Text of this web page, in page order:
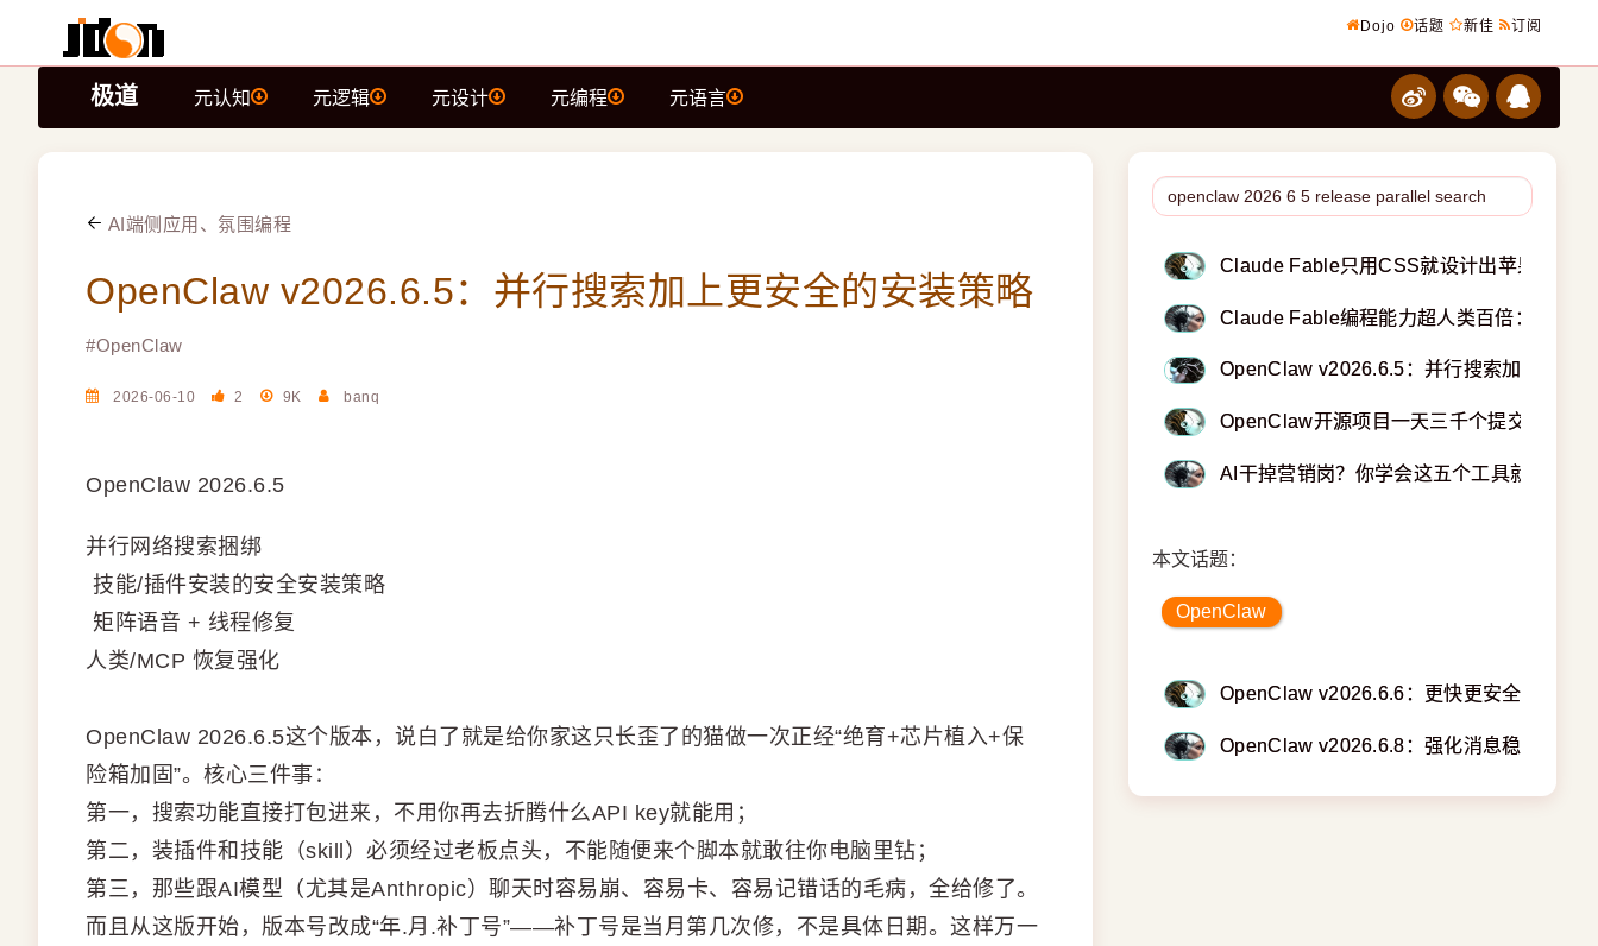
Dojo 话题 新佳 订阅
极道 元认知 元逻辑 元设计 元编程 元语言
AI端侧应用、氛围编程
OpenClaw v2026.6.5：并行搜索加上更安全的安装策略
#OpenClaw
2026-06-10 2 9K banq
OpenClaw 2026.6.5
并行网络搜索捆绑
️ 技能/插件安装的安全安装策略
️ 矩阵语音 + 线程修复
人类/MCP 恢复强化
OpenClaw 2026.6.5这个版本，说白了就是给你家这只长歪了的猫做一次正经“绝育+芯片植入+保
险箱加固”。核心三件事：
第一，搜索功能直接打包进来，不用你再去折腾什么API key就能用；
第二，装插件和技能（skill）必须经过老板点头，不能随便来个脚本就敢往你电脑里钻；
第三，那些跟AI模型（尤其是Anthropic）聊天时容易崩、容易卡、容易记错话的毛病，全给修了。
而且从这版开始，版本号改成“年.月.补丁号”——补丁号是当月第几次修，不是具体日期。这样万一
Claude Fable只用CSS就设计出苹果玻璃
Claude Fable编程能力超人类百倍：开发者
OpenClaw v2026.6.5：并行搜索加上更安
OpenClaw开源项目一天三千个提交的秘密
AI干掉营销岗？你学会这五个工具就没事
本文话题：
OpenClaw
OpenClaw v2026.6.6：更快更安全、支持
OpenClaw v2026.6.8：强化消息稳定性 支